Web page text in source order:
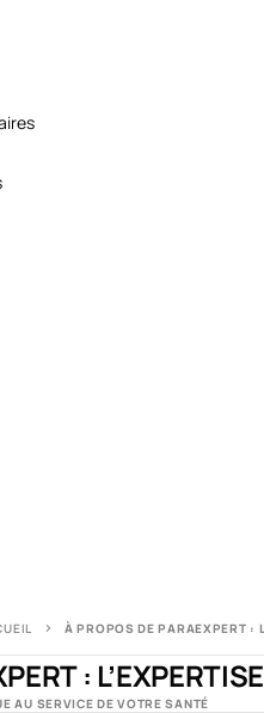
À PROPOS DE PARAEXPERT :
:
AU SERVICE DE VOTRE SANTÉ